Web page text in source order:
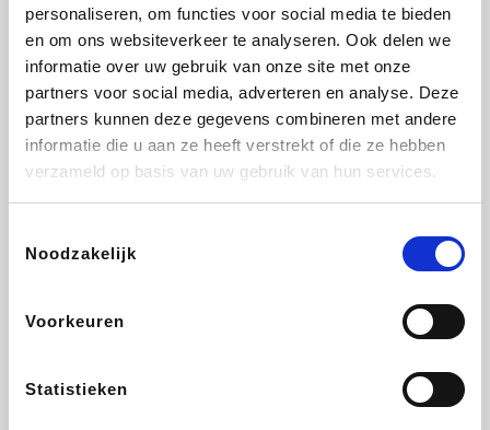
personaliseren, om functies voor social media te bieden
en om ons websiteverkeer te analyseren. Ook delen we
informatie over uw gebruik van onze site met onze
partners voor social media, adverteren en analyse. Deze
partners kunnen deze gegevens combineren met andere
informatie die u aan ze heeft verstrekt of die ze hebben
verzameld op basis van uw gebruik van hun services.
Noodzakelijk
Voorkeuren
Statistieken
Sarenza Interhome Schiesser Bolt Energie
DeubaXXL
Ekoi About You